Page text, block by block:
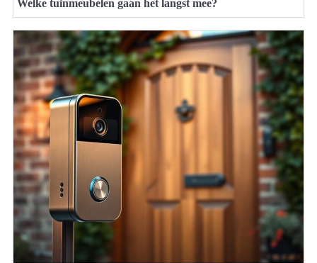
Welke tuinmeubelen gaan het langst mee?